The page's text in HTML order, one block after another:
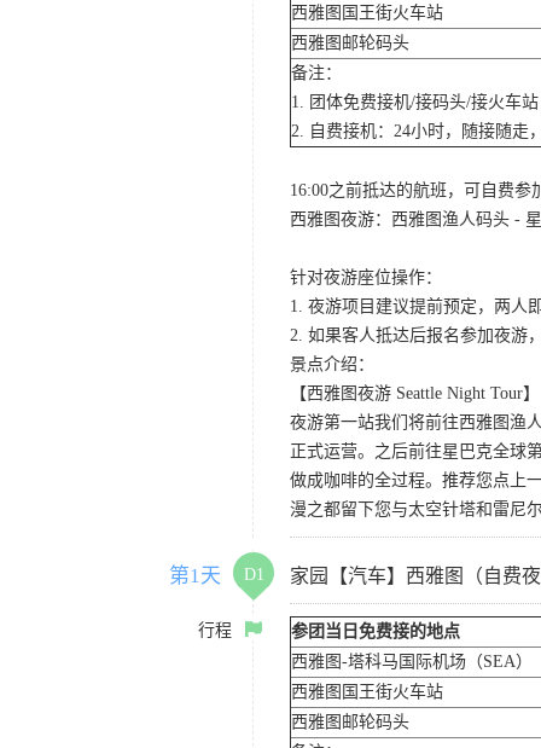
西雅图国王街火车站
西雅图邮轮码头
备注：
1. 团体免费接机/接码头/接火车
2. 自费接机：24小时，随接随走
16:00之前抵达的航班，可自费参
西雅图夜游：西雅图渔人码头 -
针对夜游座位操作：
1. 夜游项目建议提前预定，两人
2. 如果客人抵达后报名参加夜游
景点介绍：
【西雅图夜游 Seattle Night Tour】
夜游第一站我们将前往西雅图渔
正式运营。之后前往星巴克全球
做成咖啡的全过程。推荐您点上
漫之都留下您与太空针塔和雷尼
第1天 D1 家园【汽车】西雅图（自费
行程
参团当日免费接的地点
西雅图-塔科马国际机场（SEA）
西雅图国王街火车站
西雅图邮轮码头